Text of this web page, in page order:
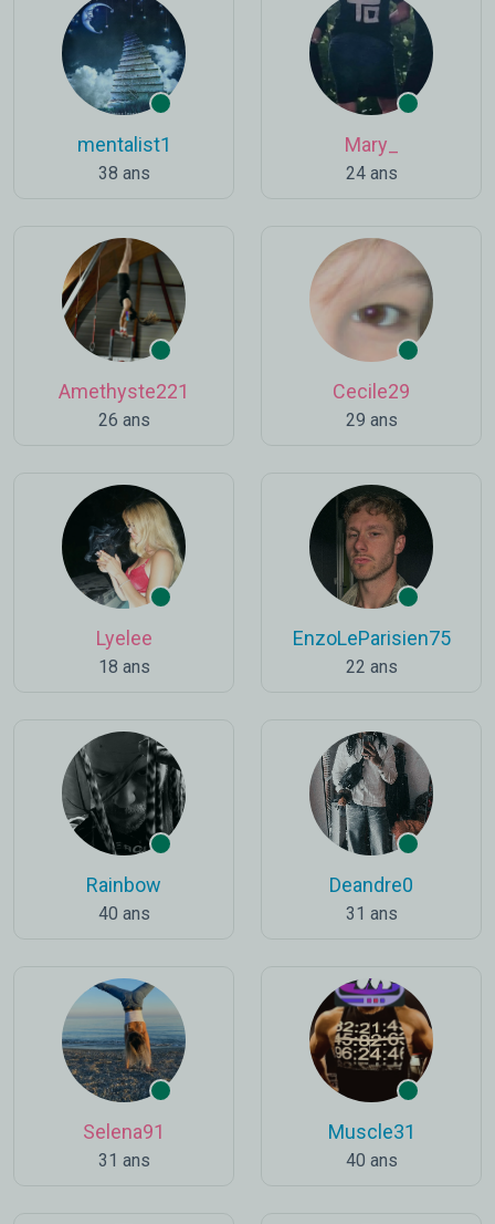
mentalist1
38 ans
Mary_
24 ans
Amethyste221
26 ans
Cecile29
29 ans
Lyelee
18 ans
EnzoLeParisien75
22 ans
Rainbow
40 ans
Deandre0
31 ans
Selena91
31 ans
Muscle31
40 ans